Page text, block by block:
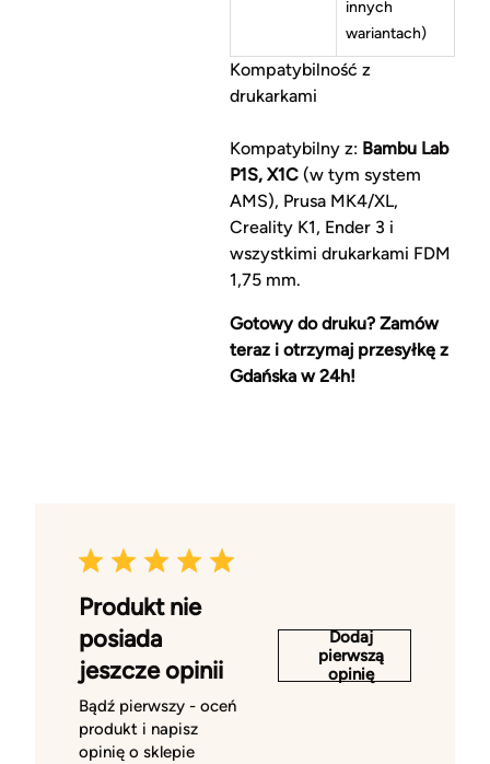
innych
wariantach)
Kompatybilność z
drukarkami
Kompatybilny z: Bambu Lab
P1S, X1C(w tym system
AMS), Prusa MK4/XL,
Creality K1, Ender 3 i
wszystkimi drukarkami FDM
1,75 mm.
Gotowy do druku? Zamów
teraz i otrzymaj przesyłkę z
Gdańska w 24h!
Produkt nie
posiada
jeszcze opinii
Bądź pierwszy - oceń
produkt i napisz
opinię o sklepie
Dodaj
pierwszą
opinię